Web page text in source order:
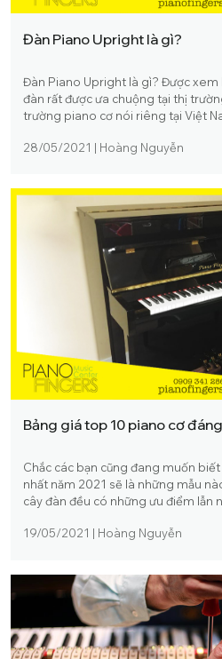
Đàn Piano Upright là gì?
Đàn Piano Upright là gì? Được
đàn rất được ưa chuộng tại thị
trường piano cơ nói riêng tại Việt
28/05/2021 | Hoàng Nguyễn
Bảng giá top 10 piano cơ
Chắc các bạn cũng đang muốn
nhất năm 2021 sẽ là những mẫu
cây đàn đều có những ưu điểm lẫn
19/05/2021 | Hoàng Nguyễn